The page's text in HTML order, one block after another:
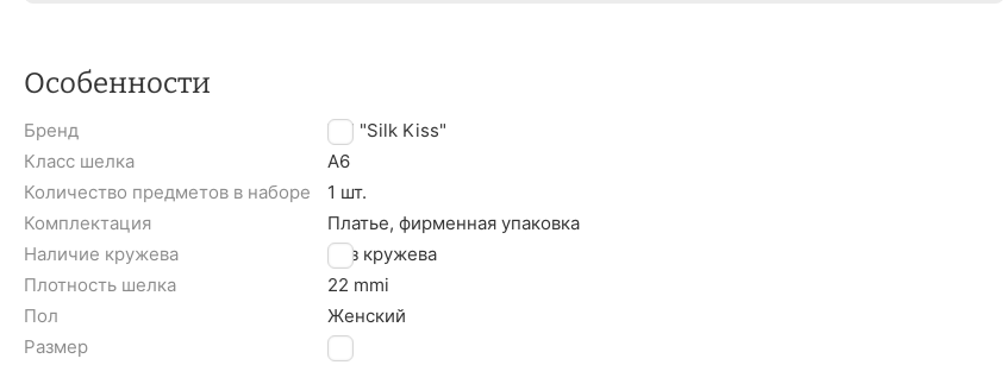
Особенности
Бренд
TM "Silk Kiss"
Класс шелка
A6
Количество предметов в наборе
1 шт.
Комплектация
Платье, фирменная упаковка
Наличие кружева
Без кружева
Плотность шелка
22 mmi
Пол
Женский
Размер
L